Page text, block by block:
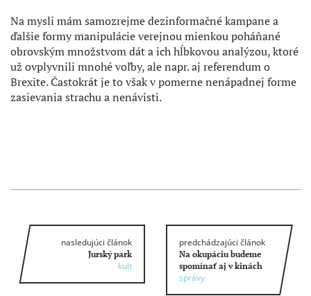
Na mysli mám samozrejme dezinformačné kampane a
ďalšie formy manipulácie verejnou mienkou poháňané
obrovským množstvom dát a ich hĺbkovou analýzou, ktoré
už ovplyvnili mnohé voľby, ale napr. aj referendum o
Brexite. Častokrát je to však v pomerne nenápadnej forme
zasievania strachu a nenávisti.
nasledujúci článok
Jurský park
kult
predchádzajúci článok
Na okupáciu budeme
spomínať aj v kinách
správy